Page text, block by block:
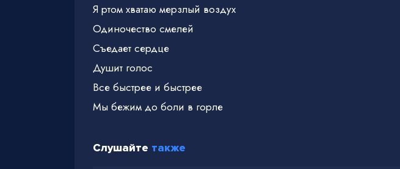
Я ртом хватаю мерзлый воздух
Одиночество смелей
Съедает сердце
Душит голос
Все быстрее и быстрее
Мы бежим до боли в горле
Слушайте также